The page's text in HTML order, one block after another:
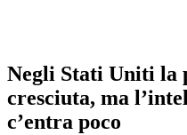
Negli Stati Uniti la
cresciuta, ma
c’entra poco